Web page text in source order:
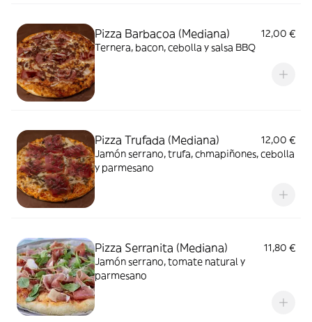
Pizza Barbacoa (Mediana)
12,00 €
Ternera, bacon, cebolla y salsa BBQ
Pizza Trufada (Mediana)
12,00 €
Jamón serrano, trufa, chmapiñones, cebolla
y parmesano
Pizza Serranita (Mediana)
11,80 €
Jamón serrano, tomate natural y
parmesano